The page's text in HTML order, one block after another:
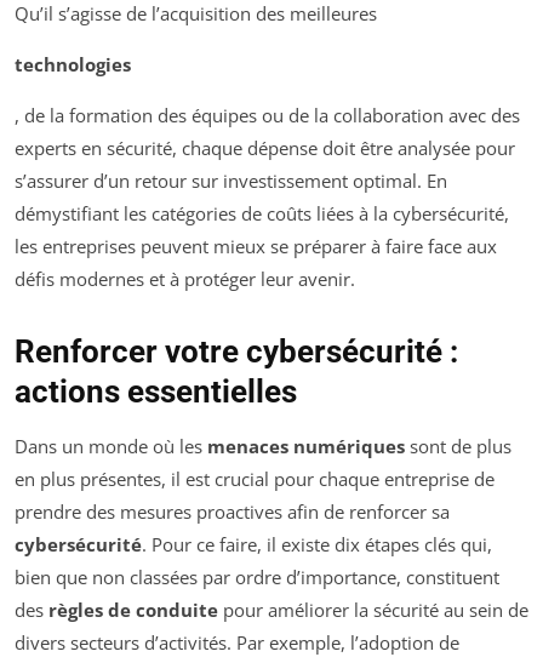
Qu’il s’agisse de l’acquisition des meilleures
technologies
, de la formation des équipes ou de la collaboration avec des
experts en sécurité, chaque dépense doit être analysée pour
s’assurer d’un retour sur investissement optimal. En
démystifiant les catégories de coûts liées à la cybersécurité,
les entreprises peuvent mieux se préparer à faire face aux
défis modernes et à protéger leur avenir.
Renforcer votre cybersécurité :
actions essentielles
Dans un monde où les menaces numériques sont de plus
en plus présentes, il est crucial pour chaque entreprise de
prendre des mesures proactives afin de renforcer sa
cybersécurité. Pour ce faire, il existe dix étapes clés qui,
bien que non classées par ordre d’importance, constituent
des règles de conduite pour améliorer la sécurité au sein de
divers secteurs d’activités. Par exemple, l’adoption de